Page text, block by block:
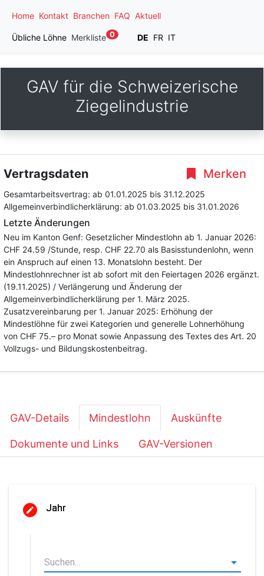
Home Kontakt Branchen FAQ Aktuell
Übliche Löhne Merkliste 0 DE FR IT
GAV für die Schweizerische
Ziegelindustrie
Merken
Vertragsdaten
Gesamtarbeitsvertrag: ab 01.01.2025 bis 31.12.2025
Allgemeinverbindlicherklärung: ab 01.03.2025 bis 31.01.2026
Letzte Änderungen
Neu im Kanton Genf: Gesetzlicher Mindestlohn ab 1. Januar 2026:
CHF 24.59 /Stunde, resp. CHF 22.70 als Basisstundenlohn, wenn
ein Anspruch auf einen 13. Monatslohn besteht. Der
Mindestlohnrechner ist ab sofort mit den Feiertagen 2026 ergänzt.
(19.11.2025) / Verlängerung und Änderung der
Allgemeinverbindlicherklärung per 1. März 2025.
Zusatzvereinbarung per 1. Januar 2025: Erhöhung der
Mindestlöhne für zwei Kategorien und generelle Lohnerhöhung
von CHF 75.– pro Monat sowie Anpassung des Textes des Art. 20
Vollzugs- und Bildungskostenbeitrag.
GAV-Details Mindestlohn Auskünfte
Dokumente und Links GAV-Versionen
Jahr